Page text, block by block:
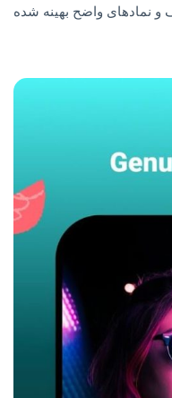
نمادهای واضح بهینه شده